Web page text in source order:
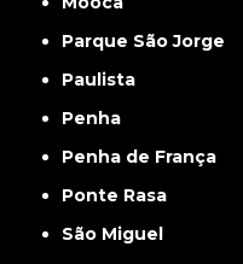
Parque São Jorge
Paulista
Penha
Penha de França
Ponte Rasa
São Miguel